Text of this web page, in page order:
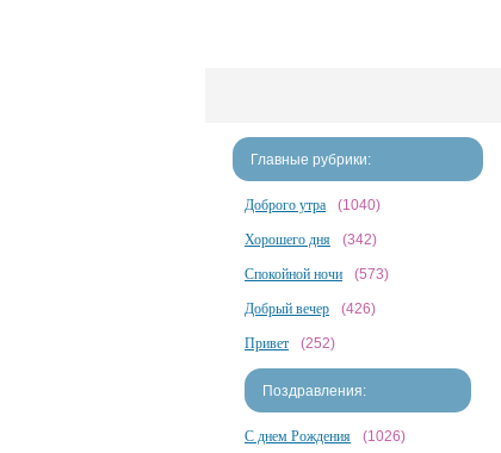
Главные рубрики:
Доброго утра (1040)
Хорошего дня (342)
Спокойной ночи (573)
Добрый вечер (426)
Привет (252)
Поздравления:
С днем Рождения (1026)